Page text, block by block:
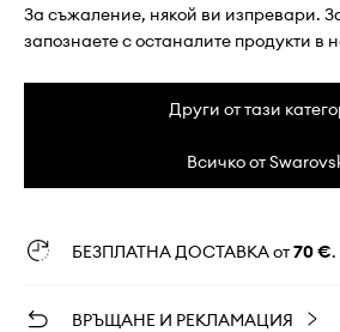
За съжаление, някой ви изпревари.
запознаете с останалите продукти в
Други от тази
Всичко от
БЕЗПЛАТНА ДОСТАВКА от70 €.
ВРЪЩАНЕ И РЕКЛАМАЦИЯ